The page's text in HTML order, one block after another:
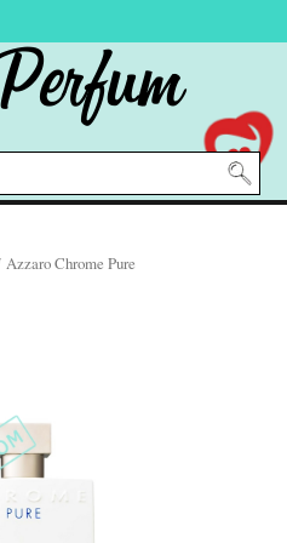
Azzaro Chrome Pure